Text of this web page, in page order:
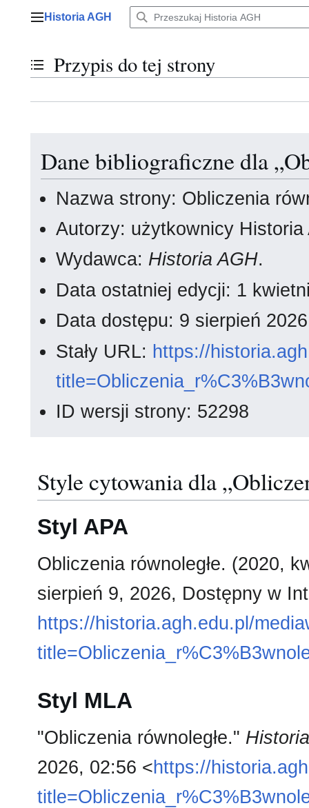
Menu główne
Historia AGH
Przełącz stan spisu treści
Przypis do tej strony
Dane bibliograficzne dla
Nazwa strony: Obliczenia
Autorzy: użytkownicy Historia
Wydawca: Historia AGH.
Data ostatniej edycji: 1
Data dostępu: 9 sierpień
Stały URL: https://
ID wersji strony: 52298
Style cytowania dla
Styl APA
Obliczenia równoległe. (2020,
sierpień 9, 2026, Dostępny w
https://historia.agh.edu.pl/
Styl MLA
"Obliczenia równoległe."
2026, 02:56 <https://